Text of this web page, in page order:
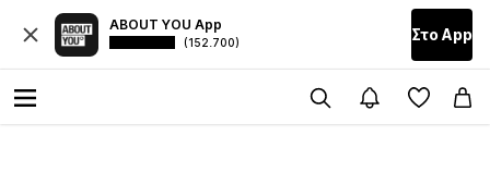
ABOUT YOU App
(152.700) Στο Αpp